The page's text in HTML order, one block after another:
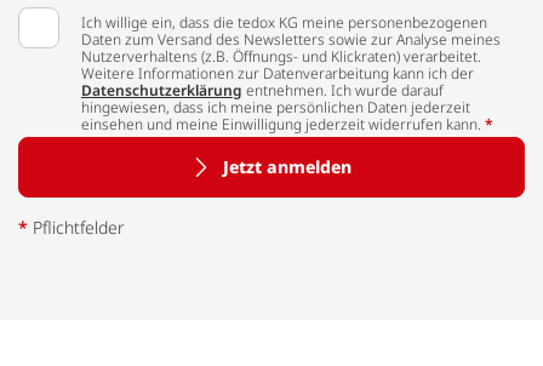
Ich willige ein, dass die tedox KG meine personenbezogenen
Daten zum Versand des Newsletters sowie zur Analyse meines
Nutzerverhaltens (z.B. Öffnungs- und Klickraten) verarbeitet.
Weitere Informationen zur Datenverarbeitung kann ich der
Datenschutzerklärung entnehmen. Ich wurde darauf
hingewiesen, dass ich meine persönlichen Daten jederzeit
einsehen und meine Einwilligung jederzeit widerrufen kann. *
Jetzt anmelden
* Pflichtfelder